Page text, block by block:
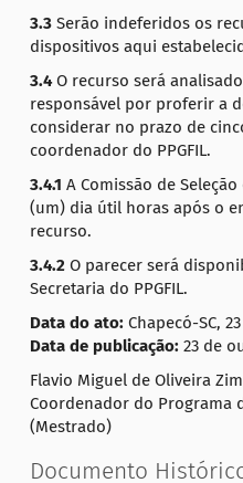
3.3 Serão indeferidos os
dispositivos aqui
3.4O recurso será
responsável por proferir a
considerar no prazo de
coordenador do PPGFIL.
3.4.1 A Comissão de
(um) dia útil horas após o
recurso.
3.4.2 O parecer será
Secretaria do PPGFIL.
Data do ato: Chapecó-SC,
Data de publicação: 23 de
Flavio Miguel de Oliveira
Coordenador do Programa
(Mestrado)
Documento